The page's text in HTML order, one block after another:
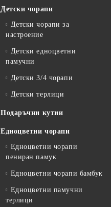
Детски чорапи
Детски чорапи за
настроение
Детски едноцветни
памучни
Детски 3/4 чорапи
Детски терлици
Подаръчни кутии
Едноцветни чорапи
Едноцветни чорапи
пениран памук
Едноцветни чорапи бамбук
Едноцветни памучни
терлици